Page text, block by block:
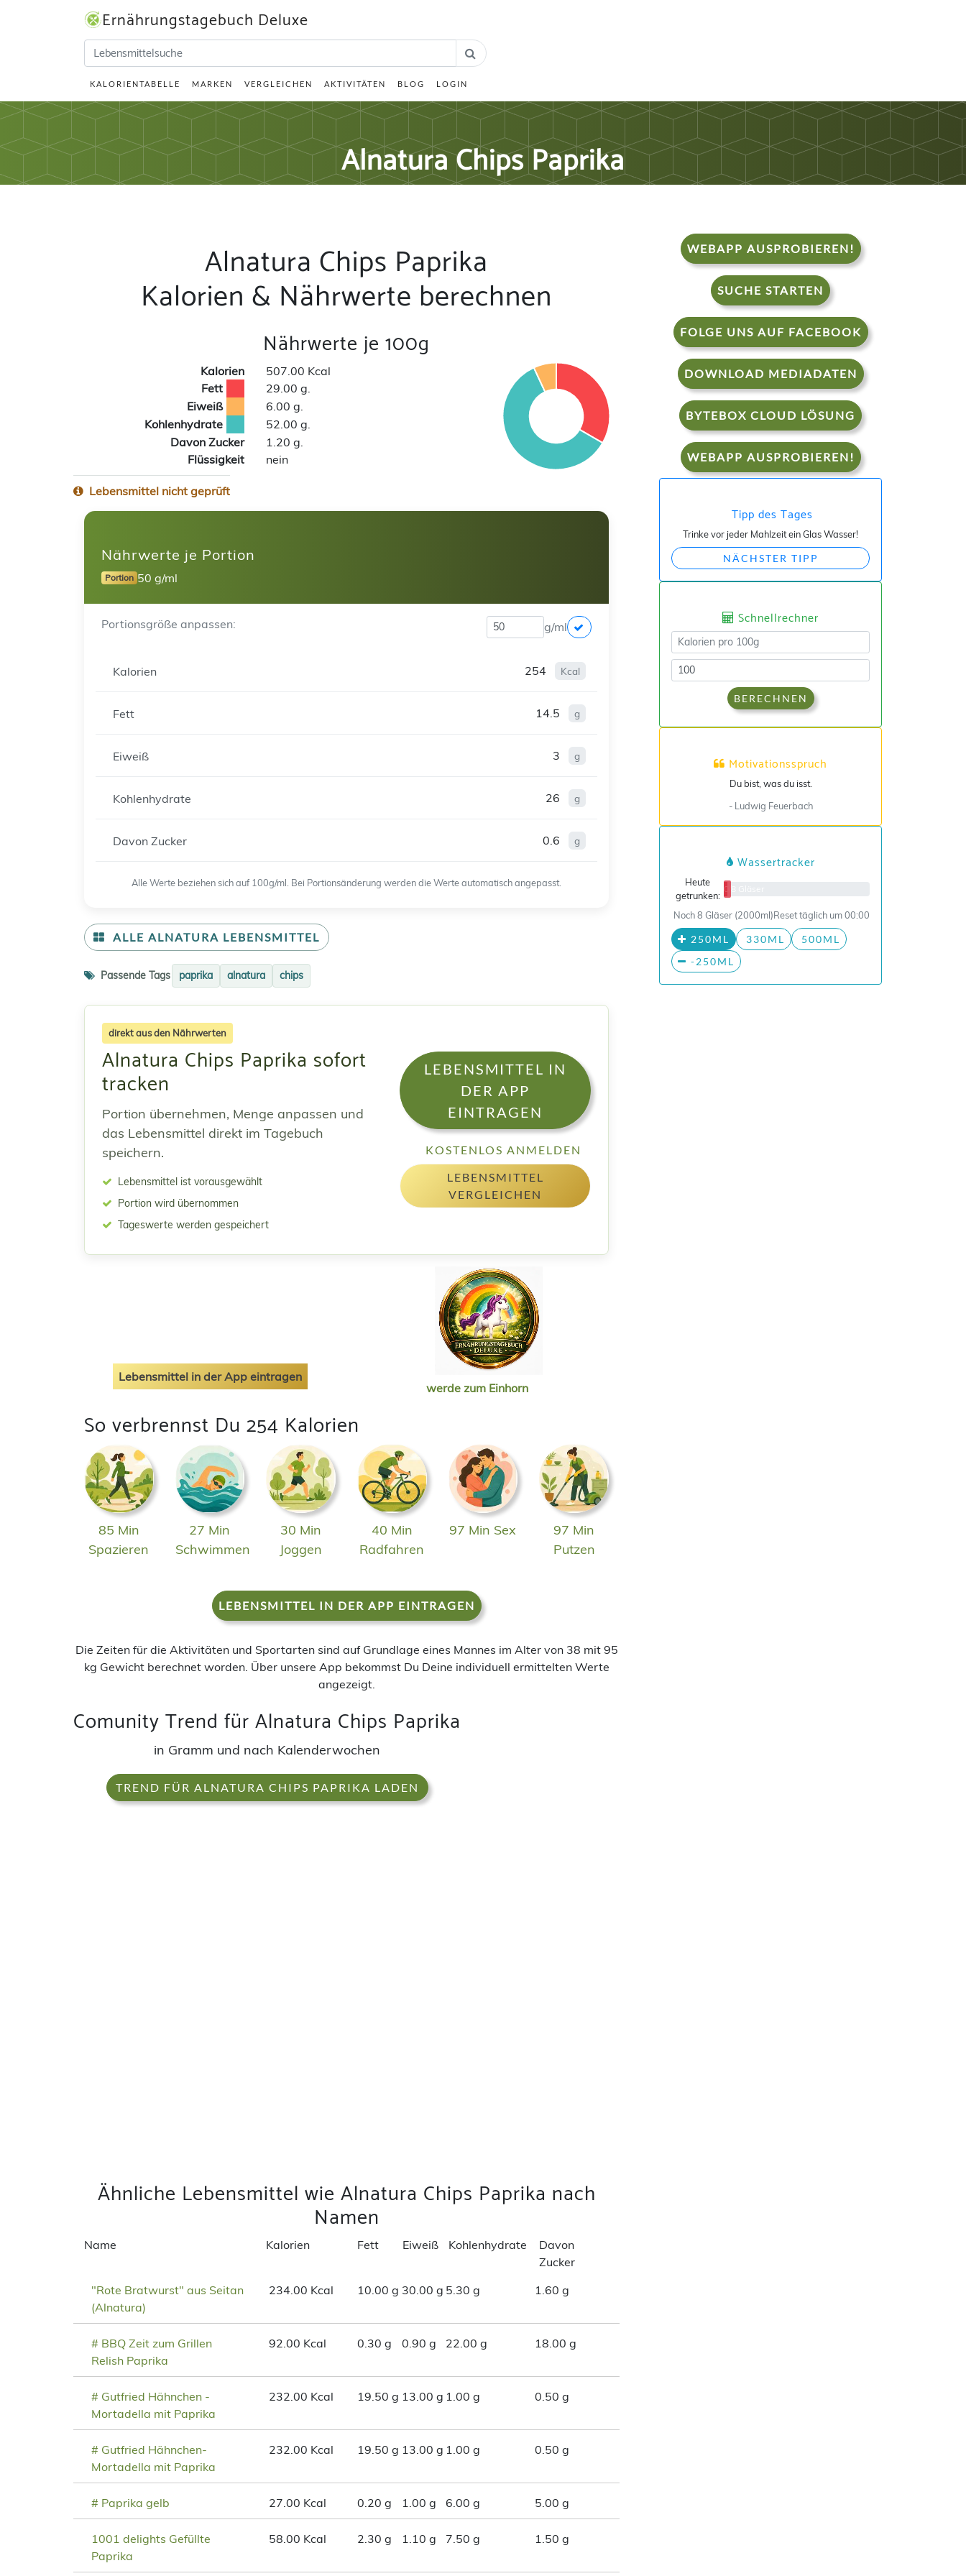
Ernährungstagebuch Deluxe
KALORIENTABELLE MARKEN VERGLEICHEN AKTIVITÄTEN BLOG LOGIN
Alnatura Chips Paprika
Alnatura Chips Paprika
Kalorien & Nährwerte berechnen
Nährwerte je 100g
Kalorien
507.00 Kcal
Fett
29.00 g.
Eiweiß
6.00 g.
Kohlenhydrate
52.00 g.
Davon Zucker
1.20 g.
Flüssigkeit
nein
Lebensmittel nicht geprüft
Nährwerte je Portion
Portion 50 g/ml
Portionsgröße anpassen: g/ml
Kalorien 254 Kcal
Fett 14.5 g
Eiweiß 3 g
Kohlenhydrate 26 g
Davon Zucker 0.6 g
Alle Werte beziehen sich auf 100g/ml. Bei Portionsänderung werden die Werte automatisch angepasst.
ALLE ALNATURA LEBENSMITTEL
Passende Tags paprika alnatura chips
direkt aus den Nährwerten
Alnatura Chips Paprika sofort
tracken
Portion übernehmen, Menge anpassen und
das Lebensmittel direkt im Tagebuch
speichern.
Lebensmittel ist vorausgewählt
Portion wird übernommen
Tageswerte werden gespeichert
LEBENSMITTEL IN
DER APP
EINTRAGEN
KOSTENLOS ANMELDEN
LEBENSMITTEL
VERGLEICHEN
Lebensmittel in der App eintragen
werde zum Einhorn
So verbrennst Du 254 Kalorien
85 Min
Spazieren
27 Min
Schwimmen
30 Min
Joggen
40 Min
Radfahren
97 Min Sex
97 Min
Putzen
LEBENSMITTEL IN DER APP EINTRAGEN
Die Zeiten für die Aktivitäten und Sportarten sind auf Grundlage eines Mannes im Alter von 38 mit 95
kg Gewicht berechnet worden. Über unsere App bekommst Du Deine individuell ermittelten Werte
angezeigt.
Comunity Trend für Alnatura Chips Paprika
in Gramm und nach Kalenderwochen
TREND FÜR ALNATURA CHIPS PAPRIKA LADEN
Ähnliche Lebensmittel wie Alnatura Chips Paprika nach
Namen
Name Kalorien Fett Eiweiß Kohlenhydrate
Davon
Zucker
"Rote Bratwurst" aus Seitan
(Alnatura)
234.00 Kcal 10.00 g 30.00 g 5.30 g 1.60 g
# BBQ Zeit zum Grillen
Relish Paprika
92.00 Kcal 0.30 g 0.90 g 22.00 g 18.00 g
# Gutfried Hähnchen -
Mortadella mit Paprika
232.00 Kcal 19.50 g 13.00 g 1.00 g 0.50 g
# Gutfried Hähnchen-
Mortadella mit Paprika
232.00 Kcal 19.50 g 13.00 g 1.00 g 0.50 g
# Paprika gelb 27.00 Kcal 0.20 g 1.00 g 6.00 g 5.00 g
1001 delights Gefüllte
Paprika
58.00 Kcal 2.30 g 1.10 g 7.50 g 1.50 g
WEBAPP AUSPROBIEREN!
SUCHE STARTEN
FOLGE UNS AUF FACEBOOK
DOWNLOAD MEDIADATEN
BYTEBOX CLOUD LÖSUNG
WEBAPP AUSPROBIEREN!
Tipp des Tages
Trinke vor jeder Mahlzeit ein Glas Wasser!
NÄCHSTER TIPP
Schnellrechner
BERECHNEN
Motivationsspruch
Du bist, was du isst.
- Ludwig Feuerbach
Wassertracker
Heute
getrunken:
0/8 Gläser
Noch 8 Gläser (2000ml)Reset täglich um 00:00
250ML 330ML
500ML
-250ML